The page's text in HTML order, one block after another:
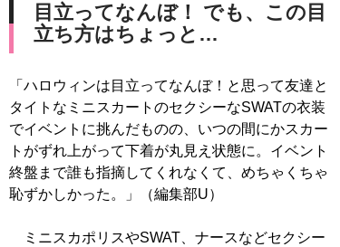
目立ってなんぼ！ でも、この目
立ち方はちょっと…
「ハロウィンは目立ってなんぼ！と思って友達と
タイトなミニスカートのセクシーなSWATの衣装
でイベントに挑んだものの、いつの間にかスカー
トがずれ上がって下着が丸見え状態に。イベント
終盤まで誰も指摘してくれなくて、めちゃくちゃ
恥ずかしかった。」（編集部U）
ミニスカポリスやSWAT、ナースなどセクシー